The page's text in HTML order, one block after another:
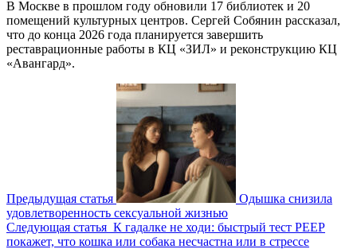
В Москве в прошлом году обновили 17 библиотек и 20
помещений культурных центров. Сергей Собянин рассказал,
что до конца 2026 года планируется завершить
реставрационные работы в КЦ «ЗИЛ» и реконструкцию КЦ
«Авангард».
Предыдущая статья
Одышка снизила
удовлетворенность сексуальной жизнью
Следующая статья К гадалке не ходи: быстрый тест PEEP
покажет, что кошка или собака несчастна или в стрессе